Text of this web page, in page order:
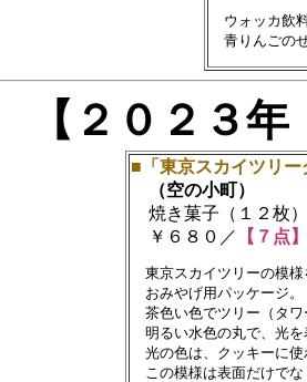
ウォッカ飲
【２０２３
■「東京スカイツリー
（空の小町）
焼き菓子（１２枚）
￥６８０／ 【７点】
東京スカイツリーの模様
おみやげ用パッケージ。
茶色い色でツリー（タワ
明るい水色の丸で、光を
光の色は、クッキーに
この模様は表面だけでな